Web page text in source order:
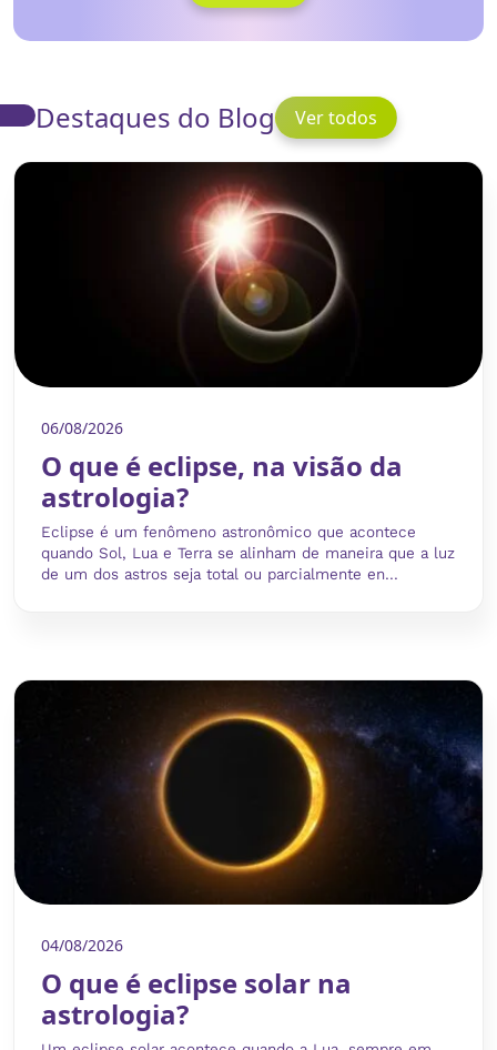
Destaques do Blog Ver todos
06/08/2026
O que é eclipse, na visão da
astrologia?
Eclipse é um fenômeno astronômico que acontece
quando Sol, Lua e Terra se alinham de maneira que a luz
de um dos astros seja total ou parcialmente en...
04/08/2026
O que é eclipse solar na
astrologia?